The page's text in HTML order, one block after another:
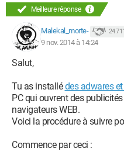
Meilleure réponse
Malekal_morte- 24 711
9 nov. 2014 à 14:24
Salut,
Tu as installédes adwares
PC qui ouvrent des
navigateurs WEB.
Voici la procédure à suivre
Commence par ceci :